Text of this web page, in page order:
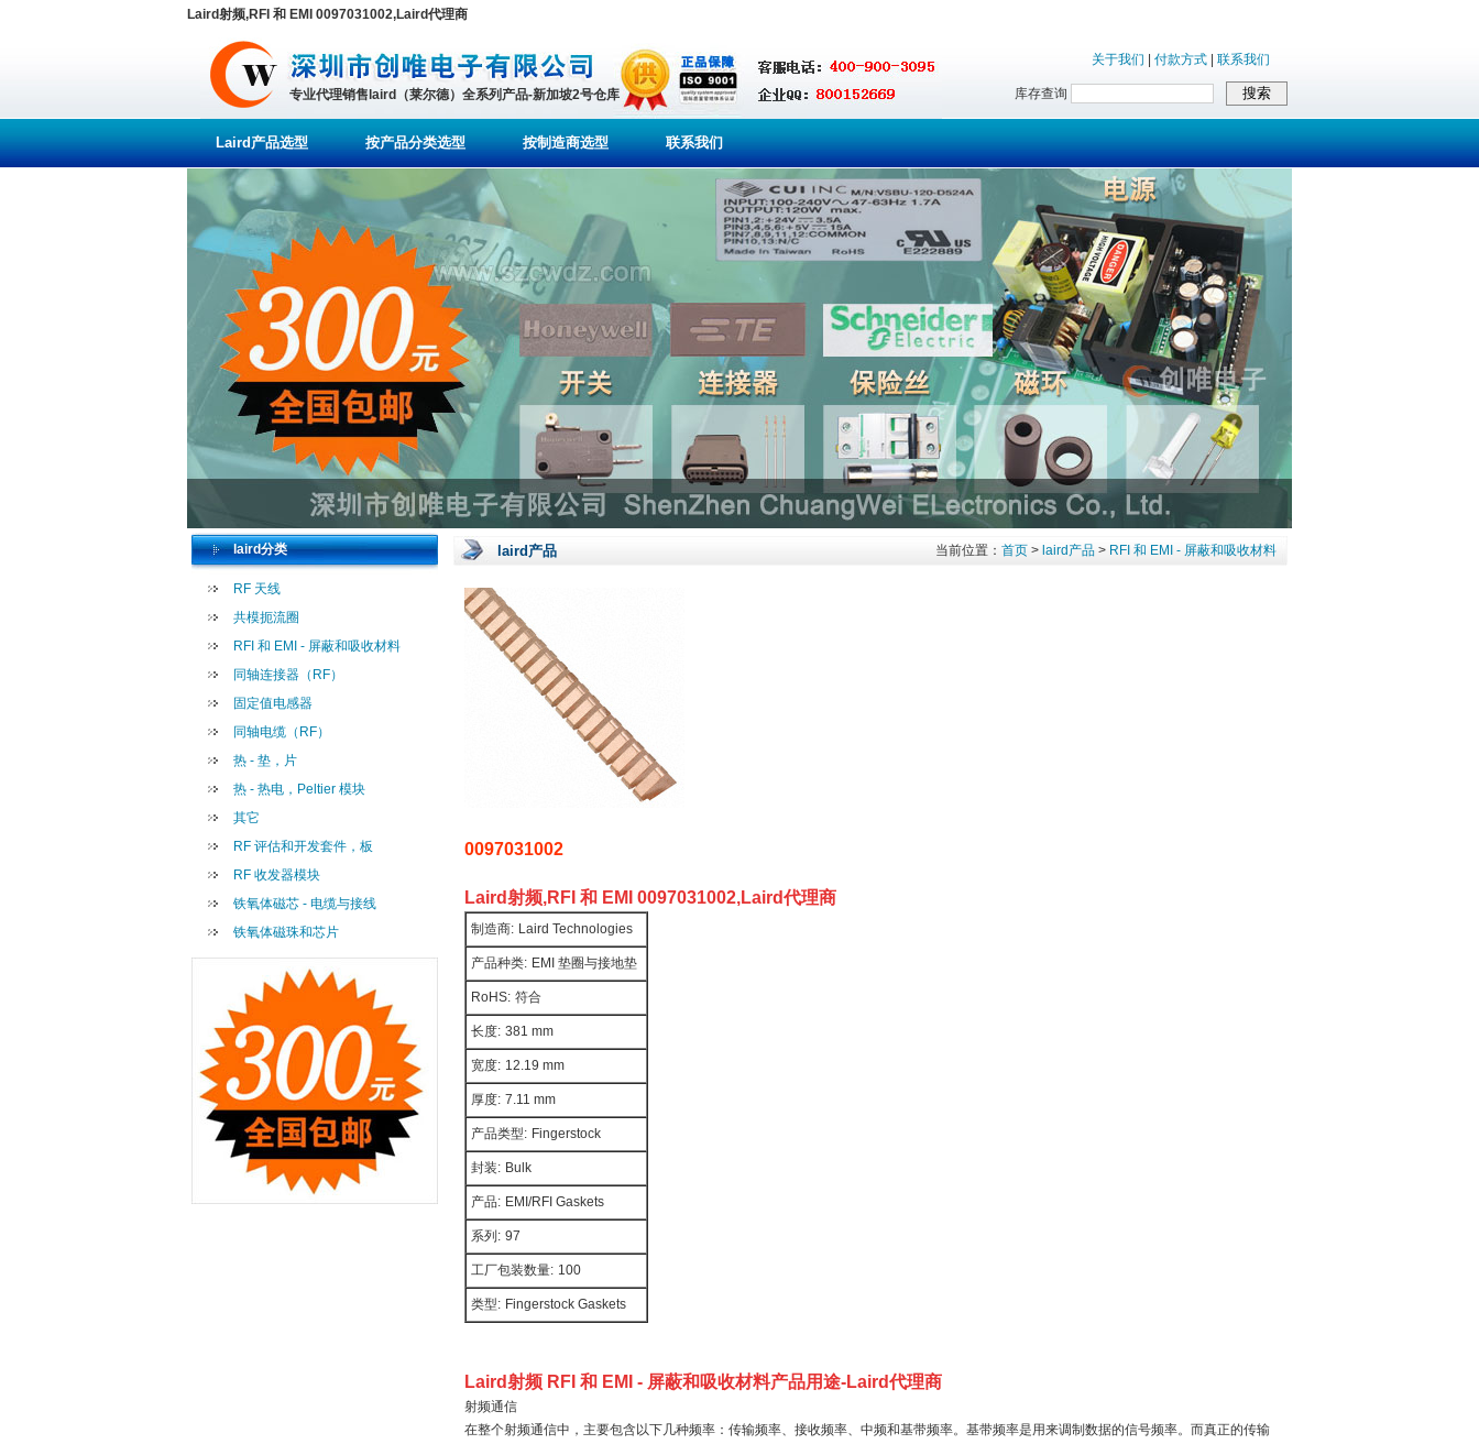
Laird射频,RFI 和 EMI 0097031002,Laird代理商
专业代理销售laird（莱尔德）全系列产品-新加坡2号仓库
关于我们 付款方式 联系我们
库存查询
Laird产品选型 按产品分类选型 按制造商选型 联系我们
laird分类
RF 天线
共模扼流圈
RFI 和 EMI - 屏蔽和吸收材料
同轴连接器（RF）
固定值电感器
同轴电缆（RF）
热 - 垫，片
热 - 热电，Peltier 模块
其它
RF 评估和开发套件，板
RF 收发器模块
铁氧体磁芯 - 电缆与接线
铁氧体磁珠和芯片
laird产品 当前位置： 首页 > laird产品 > RFI 和 EMI - 屏蔽和吸收材料
0097031002
Laird射频,RFI 和 EMI 0097031002,Laird代理商
制造商: Laird Technologies
产品种类: EMI 垫圈与接地垫
RoHS: 符合
长度: 381 mm
宽度: 12.19 mm
厚度: 7.11 mm
产品类型: Fingerstock
封装: Bulk
产品: EMI/RFI Gaskets
系列: 97
工厂包装数量: 100
类型: Fingerstock Gaskets
Laird射频 RFI 和 EMI - 屏蔽和吸收材料产品用途-Laird代理商
射频通信
在整个射频通信中，主要包含以下几种频率：传输频率、接收频率、中频和基带频率。基带频率是用来调制数据的信号频率。而真正的传输